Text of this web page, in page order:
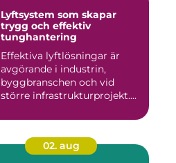
Lyftsystem som skapar
trygg och effektiv
tunghantering
Effektiva lyftlösningar är
avgörande i industrin,
byggbranschen och vid
större infrastrukturprojekt....
02. aug